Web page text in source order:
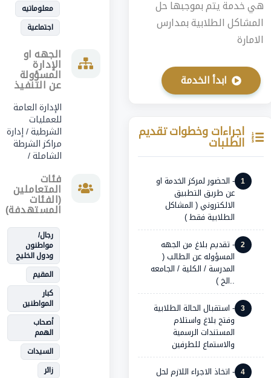
هي خدمة يتم بموجبها حل
المشاكل الطلابية بمدارس
الامارة
ابدأ الخدمة
اجراءات وخطوات تقديم
الطلبات
1
- الحضور لمركز الخدمة او
عن طريق التطبيق
الالكتروني ( المشاكل
الطلابية فقط )
2
- تقديم بلاغ من الجهه
المسؤوله عن الطالب (
المدرسة / الكلية / الجامعه
..الخ )
3
- استقبال الحالة الطلابية
وفتح بلاغ واستلام
المستندات الرسمية
والاستماع للطرفين
4
- اتخاذ الاجراء اللازم لحل
معلوماتيه
اجتماعية
الجهه او
الإدارة
المسؤولة
عن التنفيذ
الإدارة العامة
للعمليات
الشرطية / إدارة
مراكز الشرطة
الشاملة /
فئات
المتعاملين
(الفئات
المستهدفة)
رجال/
مواطنون
ودول الخليج
المقيم
كبار
المواطنين
أصحاب
الهمم
السيدات
زائر